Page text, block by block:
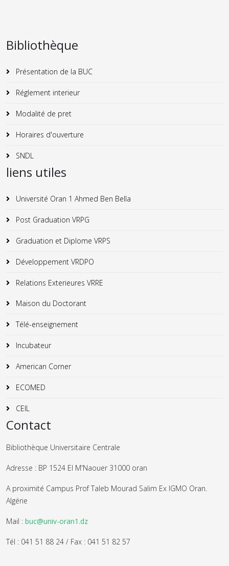
Bibliothèque
Présentation de la BUC
Réglement interieur
Modalité de pret
Horaires d'ouverture
SNDL
liens utiles
Université Oran 1 Ahmed Ben Bella
Post Graduation VRPG
Graduation et Diplome VRPS
Développement VRDPO
Relations Exterieures VRRE
Maison du Doctorant
Télé-enseignement
Incubateur
American Corner
ECOMED
CEIL
Contact
Bibliothèque Universitaire Centrale
Adresse : BP 1524 El M'Naouer 31000 oran
A proximité Campus Prof Taleb Mourad Salim Ex IGMO Oran.
Algérie
Mail : buc@univ-oran1.dz
Tél : 041 51 88 24 / Fax : 041 51 82 57